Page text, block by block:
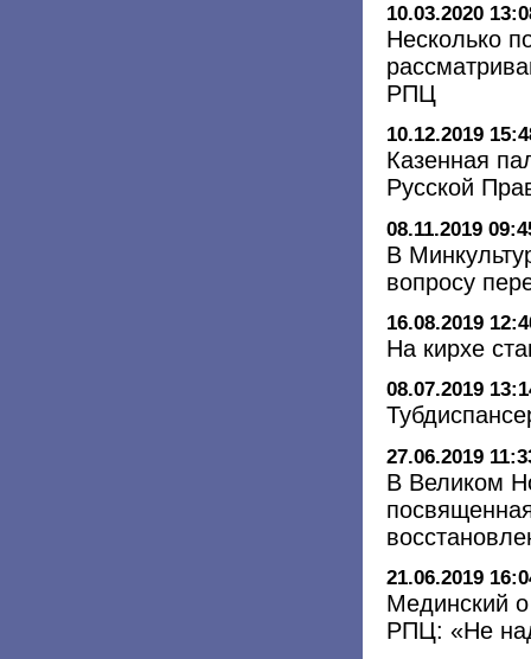
10.03.2020
Несколько
РПЦ
10.12.2019
Казенная
Русской
08.11.2019
В
вопросу
16.08.2019
На кирхе
08.07.2019
27.06.2019
В Великом
21.06.2019
Мединский
РПЦ: «Не